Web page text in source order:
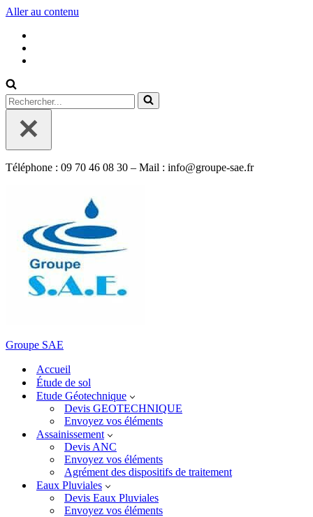
Aller au contenu
Rechercher...
Téléphone : 09 70 46 08 30 – Mail : info@groupe-sae.fr
Groupe SAE
Accueil
Étude de sol
Etude Géotechnique
Devis GEOTECHNIQUE
Envoyez vos éléments
Assainissement
Devis ANC
Envoyez vos éléments
Agrément des dispositifs de traitement
Eaux Pluviales
Devis Eaux Pluviales
Envoyez vos éléments